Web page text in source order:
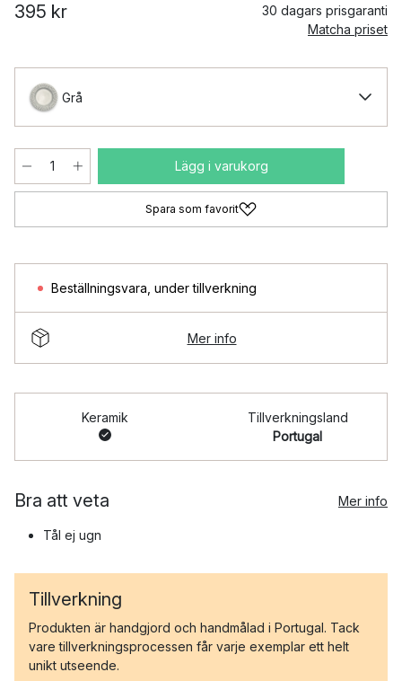
395 kr
30 dagars prisgaranti
Matcha priset
Grå
Lägg i varukorg
Spara som favorit
Beställningsvara under tillverkning
Mer info
Keramik
Tillverkningsland
Portugal
Bra att veta Mer info
Tål ej ugn
Tillverkning
Produkten är handgjord och handmålad i Portugal. Tack
vare tillverkningsprocessen får varje exemplar ett helt
unikt utseende.